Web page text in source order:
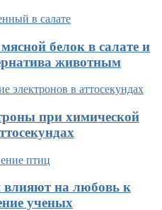
белок в салате и
животным
при химической
на любовь к
ученых